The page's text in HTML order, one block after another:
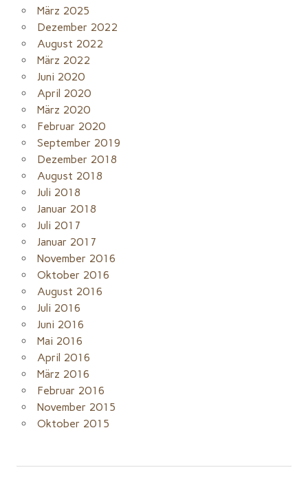
März 2025
Dezember 2022
August 2022
März 2022
Juni 2020
April 2020
März 2020
Februar 2020
September 2019
Dezember 2018
August 2018
Juli 2018
Januar 2018
Juli 2017
Januar 2017
November 2016
Oktober 2016
August 2016
Juli 2016
Juni 2016
Mai 2016
April 2016
März 2016
Februar 2016
November 2015
Oktober 2015